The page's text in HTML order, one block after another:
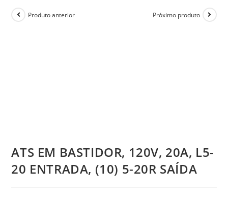
Produto anterior Próximo produto
ATS EM BASTIDOR, 120V, 20A, L5-
20 ENTRADA, (10) 5-20R SAÍDA